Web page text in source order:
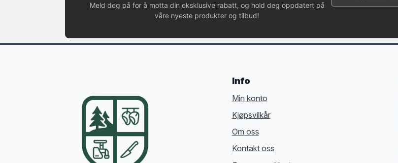
Meld deg på for å motta din eksklusive rabatt, og hold deg oppdatert på
våre nyeste produkter og tilbud!
Info
Min konto
Kjøpsvilkår
Om oss
Kontakt oss